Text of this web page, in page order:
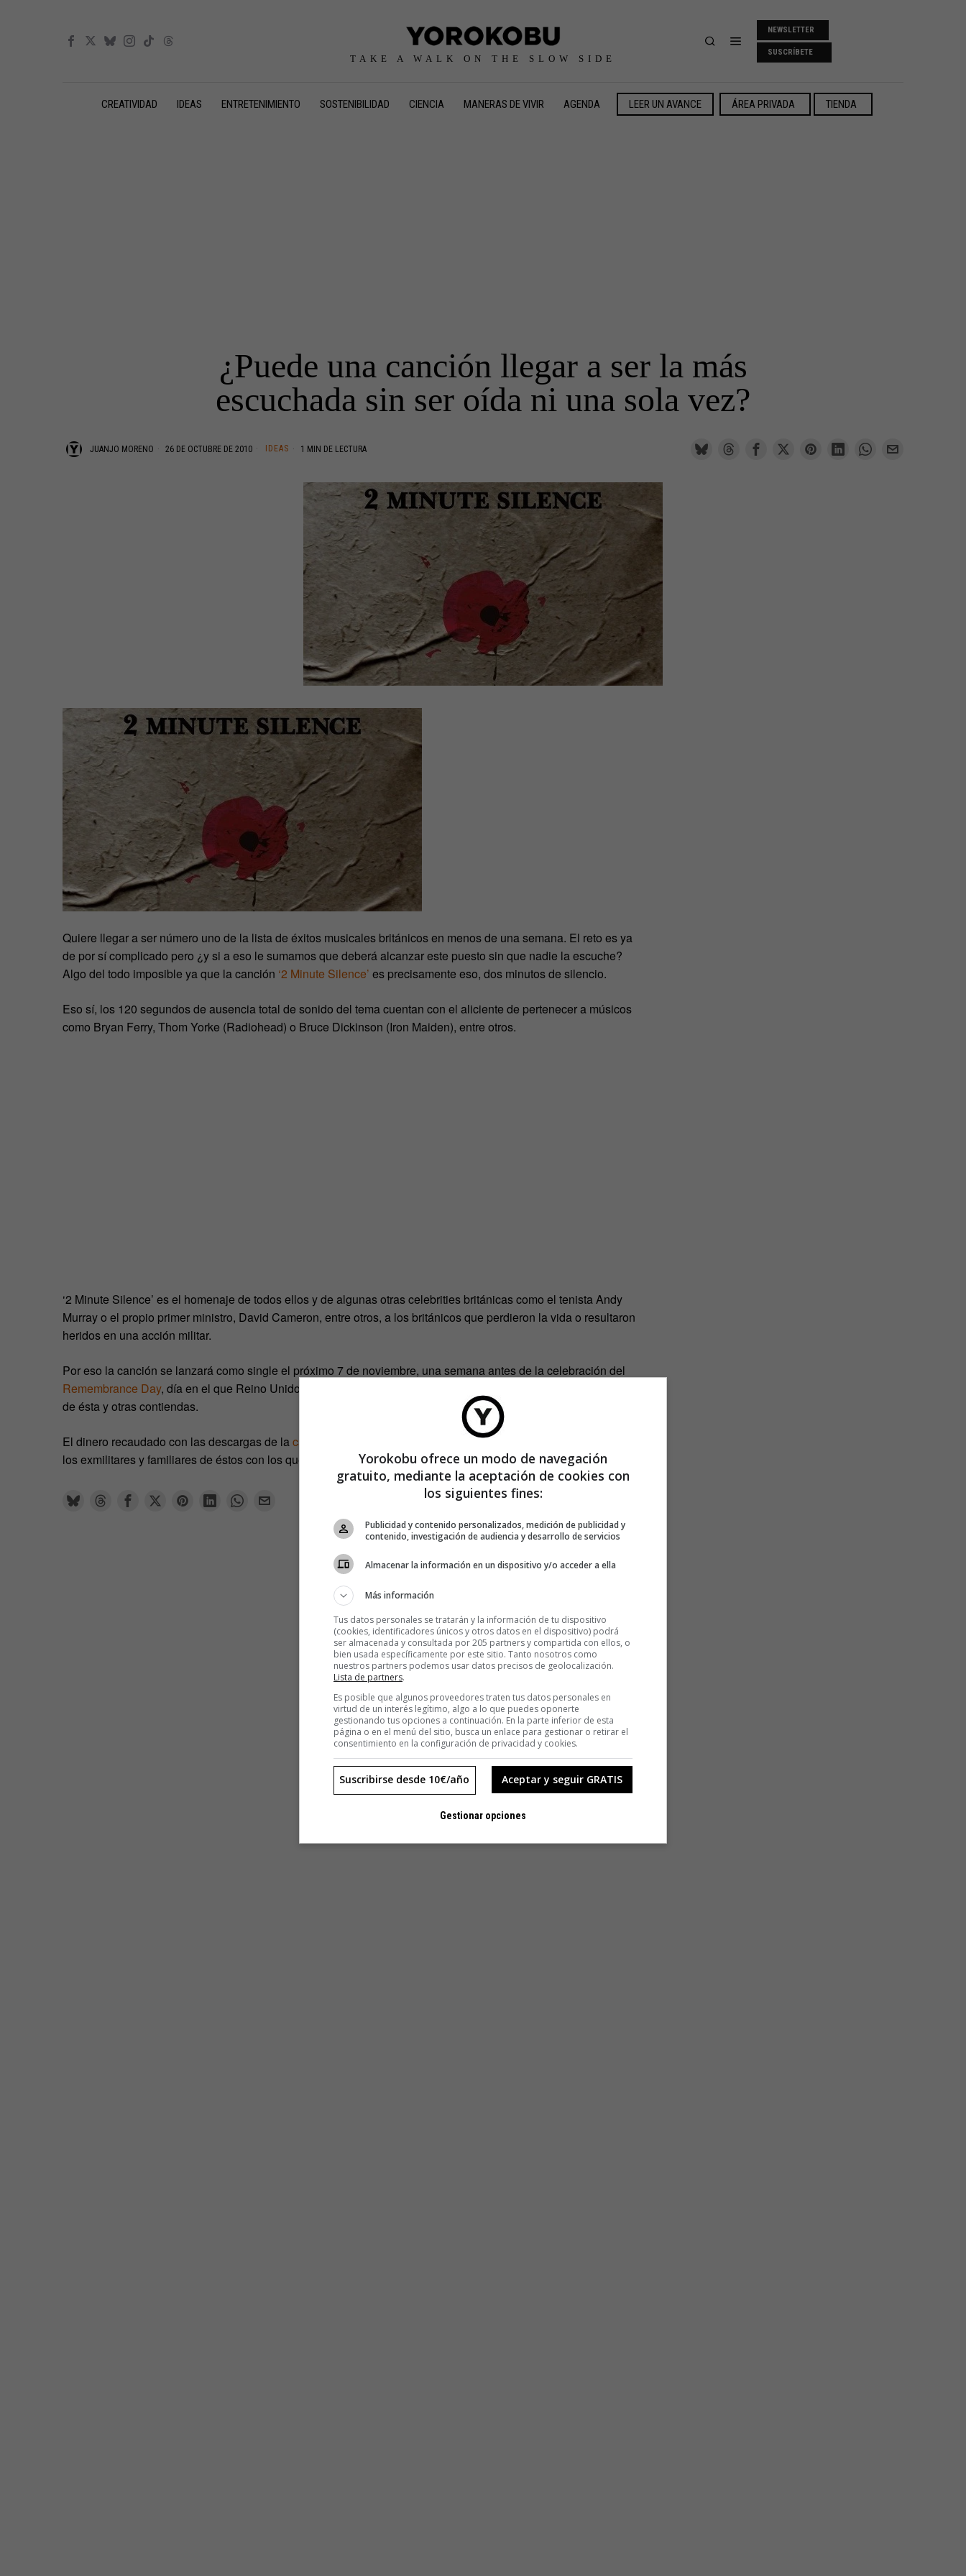
TAKE A WALK ON THE SLOW SIDE
NEWSLETTER
SUSCRÍBETE
CREATIVIDAD IDEAS ENTRETENIMIENTO SOSTENIBILIDAD CIENCIA MANERAS DE VIVIR AGENDA LEER UN AVANCE ÁREA PRIVADA TIENDA
¿Puede una canción llegar a ser la más
escuchada sin ser oída ni una sola vez?
JUANJO MORENO 26 DE OCTUBRE DE 2010 IDEAS 1 MIN DE LECTURA
Quiere llegar a ser número uno de la lista de éxitos musicales británicos en menos de una semana. El reto es ya
de por sí complicado pero ¿y si a eso le sumamos que deberá alcanzar este puesto sin que nadie la escuche?
Algo del todo imposible ya que la canción ‘2 Minute Silence’ es precisamente eso, dos minutos de silencio.
Eso sí, los 120 segundos de ausencia total de sonido del tema cuentan con el aliciente de pertenecer a músicos
como Bryan Ferry, Thom Yorke (Radiohead) o Bruce Dickinson (Iron Maiden), entre otros.
‘2 Minute Silence’ es el homenaje de todos ellos y de algunas otras celebrities británicas como el tenista Andy
Murray o el propio primer ministro, David Cameron, entre otros, a los británicos que perdieron la vida o resultaron
heridos en una acción militar.
Por eso la canción se lanzará como single el próximo 7 de noviembre, una semana antes de la celebración del
Remembrance Day, día en el que Reino Unido conmemora el fin de la I Guerra Mundial y recuerda a los héroes
de ésta y otras contiendas.
El dinero recaudado con las descargas de la canción
(el coste por descarga será de una libra) será destinado a
los exmilitares y familiares de éstos con los que colabora
The Royal British Legion.
Yorokobu ofrece un modo de navegación
gratuito, mediante la aceptación de cookies con
los siguientes fines:
Publicidad y contenido personalizados, medición de publicidad y
contenido, investigación de audiencia y desarrollo de servicios
Almacenar la información en un dispositivo y/o acceder a ella
Más información
Tus datos personales se tratarán y la información de tu dispositivo
(cookies, identificadores únicos y otros datos en el dispositivo) podrá
ser almacenada y consultada por 205 partners y compartida con ellos, o
bien usada específicamente por este sitio. Tanto nosotros como
nuestros partners podemos usar datos precisos de geolocalización.
Lista de partners.
Es posible que algunos proveedores traten tus datos personales en
virtud de un interés legítimo, algo a lo que puedes oponerte
gestionando tus opciones a continuación. En la parte inferior de esta
página o en el menú del sitio, busca un enlace para gestionar o retirar el
consentimiento en la configuración de privacidad y cookies.
Aceptar y seguir GRATIS
Suscribirse desde 10€/año
Gestionar opciones